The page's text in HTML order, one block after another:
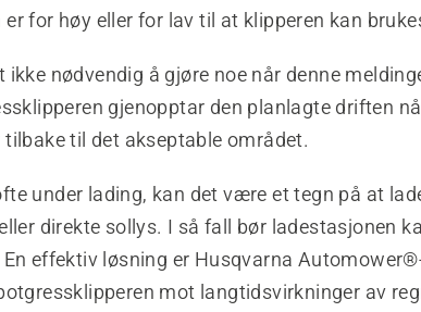
for høy eller for lav til at klipperen kan
ikke nødvendig å gjøre noe når denne
gjenopptar den planlagte driften
til det akseptable området.
under lading, kan det være et tegn på at
direkte sollys. I så fall bør ladestasjonen
effektiv løsning er Husqvarna
mot langtidsvirkninger av